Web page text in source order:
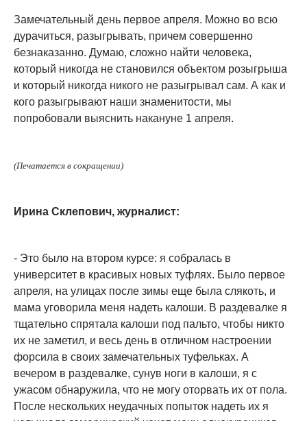
Замечательный день первое апреля. Можно во всю
дурачиться, разыгрывать, причем совершенно
безнаказанно. Думаю, сложно найти человека,
который никогда не становился объектом розыгрыша
и который никогда никого не разыгрывал сам. А как и
кого разыгрывают наши знаменитости, мы
попробовали выяснить накануне 1 апреля.
(Печатается в сокращении)
Ирина Склепович, журналист:
- Это было на втором курсе: я собралась в
университет в красивых новых туфлях. Было первое
апреля, на улицах после зимы еще была слякоть, и
мама уговорила меня надеть калоши. В раздевалке я
тщательно спрятала калоши под пальто, чтобы никто
их не заметил, и весь день в отличном настроении
форсила в своих замечательных туфельках. А
вечером в раздевалке, сунув ноги в калоши, я с
ужасом обнаружила, что не могу оторвать их от пола.
После нескольких неудачных попыток надеть их я